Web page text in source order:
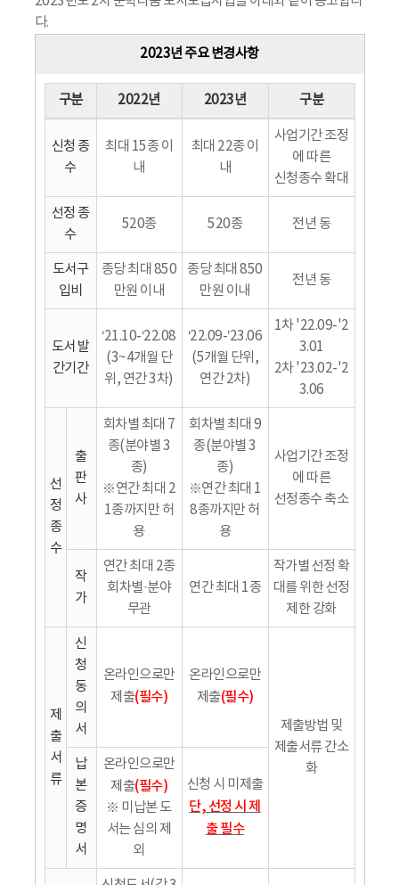
다.
2023년 주요 변경사항
구분 2022년 2023년 구분
신청 종
수
최대 15종 이
내
최대 22종 이
내
사업기간 조정
에 따른
신청종수 확대
선정 종
수
520종 520종 전년 동
도서구
입비
종당 최대 850
만원 이내
종당 최대 850
만원 이내
전년 동
도서 발
간기간
‘21.10-‘22.08
(3~4개월 단
위, 연간 3차)
‘22.09-’23.06
(5개월 단위,
연간 2차)
1차 '22.09-'2
3.01
2차 '23.02-'2
3.06
선
정
종
수
출
판
사
회차별 최대 7
종(분야별 3
종)
※연간 최대 2
1종까지만 허
용
회차별 최대 9
종(분야별 3
종)
※연간 최대 1
8종까지만 허
용
사업기간 조정
에 따른
선정종수 축소
작
가
연간 최대 2종
회차별·분야
무관
연간 최대 1종
작가별 선정 확
대를 위한 선정
제한 강화
제
출
서
류
신
청
동
의
서
온라인으로만
제출(필수)
온라인으로만
제출(필수)
제출방법 및
제출서류 간소
화
납
본
증
명
서
온라인으로만
제출(필수)
※ 미납본 도
서는 심의 제
외
신청 시 미제출
단, 선정 시 제
출 필수